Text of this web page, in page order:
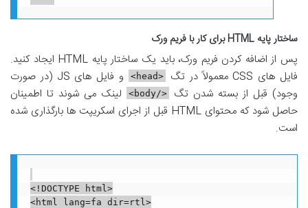
ساختار پایه HTML برای کار با فریم ورک
پس از اضافه کردن فریم ورک، باید یک ساختار پایه HTML ایجاد کنید.
فایل های CSS معمولاً در تگ
<head>
و فایل های JS (در صورت
وجود) قبل از بسته شدن تگ
</body>
لینک می شوند تا اطمینان
حاصل شود که محتوای HTML قبل از اجرای اسکریپت ها بارگذاری شده
است.
<!DOCTYPE html>
<html lang=fa dir=rtl>